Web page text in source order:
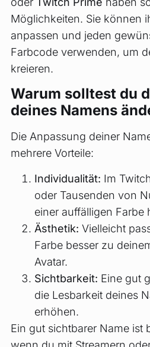
Möglichkeiten. Sie können
anpassen und jeden
Farbcode verwenden, um
kreieren.
Warum solltest du
deines Namens
Die Anpassung deiner
mehrere Vorteile:
Individualität: Im
oder Tausenden von
einer auffälligen Farbe
Ästhetik: Vielleicht
Farbe besser zu
Avatar.
Sichtbarkeit: Eine gut
die Lesbarkeit deines
erhöhen.
Ein gut sichtbarer Name ist